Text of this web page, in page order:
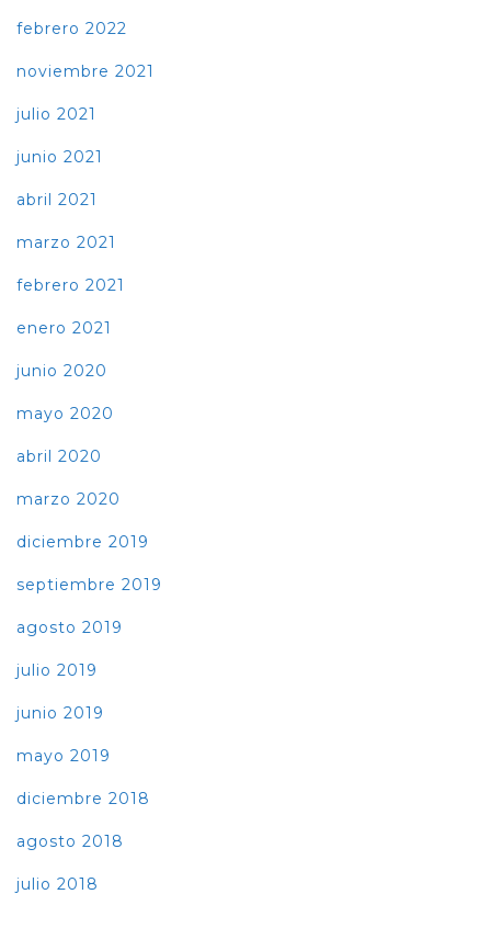
febrero 2022
noviembre 2021
julio 2021
junio 2021
abril 2021
marzo 2021
febrero 2021
enero 2021
junio 2020
mayo 2020
abril 2020
marzo 2020
diciembre 2019
septiembre 2019
agosto 2019
julio 2019
junio 2019
mayo 2019
diciembre 2018
agosto 2018
julio 2018